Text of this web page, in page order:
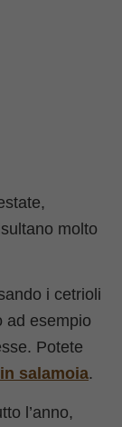
molto
i cetrioli
ad esempio
Potete
salamoia.
l’anno,